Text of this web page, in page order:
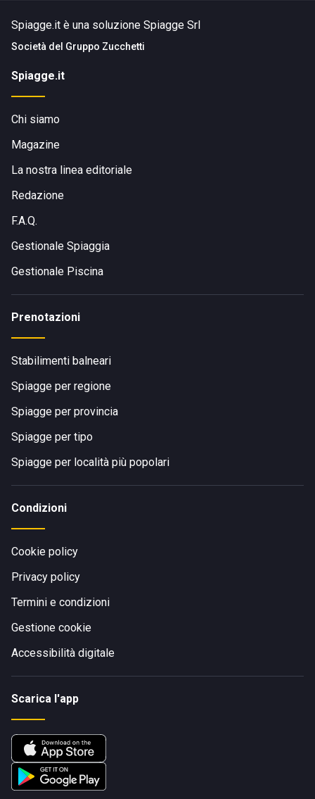
Spiagge.it è una soluzione Spiagge Srl
Società del Gruppo Zucchetti
Spiagge.it
Chi siamo
Magazine
La nostra linea editoriale
Redazione
F.A.Q.
Gestionale Spiaggia
Gestionale Piscina
Prenotazioni
Stabilimenti balneari
Spiagge per regione
Spiagge per provincia
Spiagge per tipo
Spiagge per località più popolari
Condizioni
Cookie policy
Privacy policy
Termini e condizioni
Gestione cookie
Accessibilità digitale
Scarica l'app